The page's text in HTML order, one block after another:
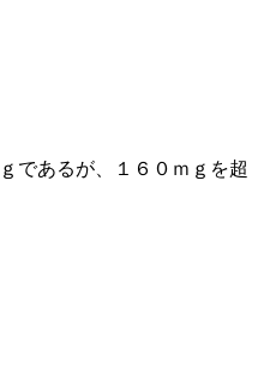
であるが、１６０ｍｇを超